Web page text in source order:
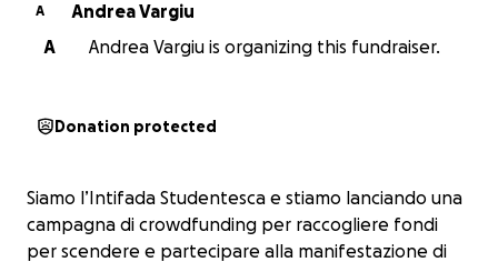
A
Andrea Vargiu
A
Andrea Vargiu is organizing this fundraiser.
Donation protected
Siamo l’Intifada Studentesca e stiamo lanciando una
campagna di crowdfunding per raccogliere fondi
per scendere e partecipare alla manifestazione di